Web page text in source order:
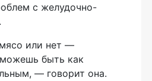
с желудочно-
или нет —
быть как
— говорит она.